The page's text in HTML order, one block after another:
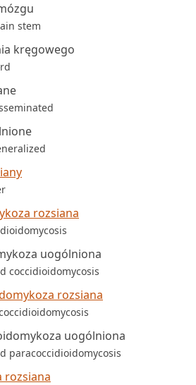
stem
kręgowego
rozsiana
uogólniona
coccidioidomycosis
rozsiana
uogólniona
paracoccidioidomycosis
rozsiana